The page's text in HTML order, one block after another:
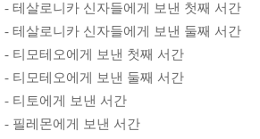
- 테살로니카 신자들에게 보낸 첫째 서간
- 테살로니카 신자들에게 보낸 둘째 서간
- 티모테오에게 보낸 첫째 서간
- 티모테오에게 보낸 둘째 서간
- 티토에게 보낸 서간
- 필레몬에게 보낸 서간